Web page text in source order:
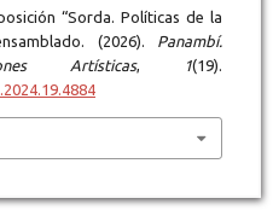
“Sorda. Políticas de la
(2026). Panambí.
Artísticas, 1(19).